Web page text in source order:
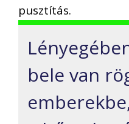
pusztítás.
bele van